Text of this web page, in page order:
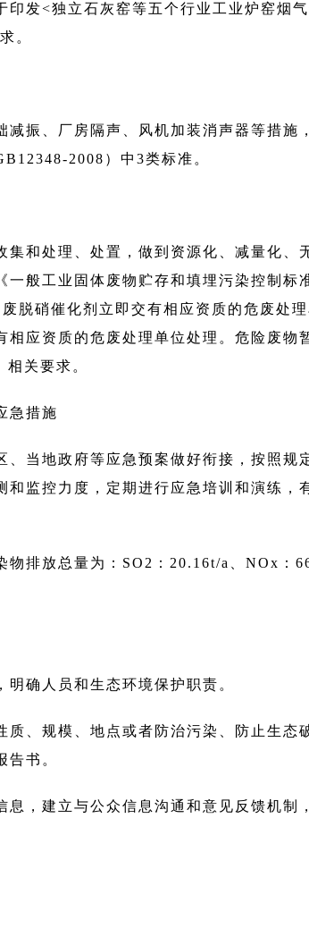
发<独立石灰窑等五个行业工业炉窑烟
。
振、厂房隔声、风机加装消声器等措施
2008）中3类标准。
和处理、处置，做到资源化、减量化、
一般工业固体废物贮存和填埋污染控制标
脱硝催化剂立即交有相应资质的危废处
应资质的危废处理单位处理。危险废物
关要求。
急措施
当地政府等应急预案做好衔接，按照规
监控力度，定期进行应急培训和演练，
物排放总量为：SO2：20.16t/a、NOx：
明确人员和生态环境保护职责。
质、规模、地点或者防治污染、防止生态
书。
，建立与公众信息沟通和意见反馈机制